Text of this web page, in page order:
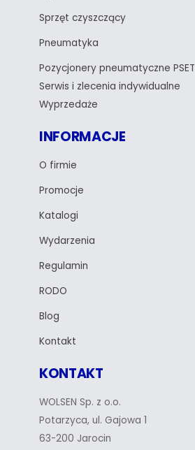
Sprzęt czyszczący
Pneumatyka
Pozycjonery pneumatyczne PSET
Serwis i zlecenia indywidualne
Wyprzedaże
INFORMACJE
O firmie
Promocje
Katalogi
Wydarzenia
Regulamin
RODO
Blog
Kontakt
KONTAKT
WOLSEN Sp. z o.o.
Potarzyca, ul. Gajowa 1
63-200 Jarocin